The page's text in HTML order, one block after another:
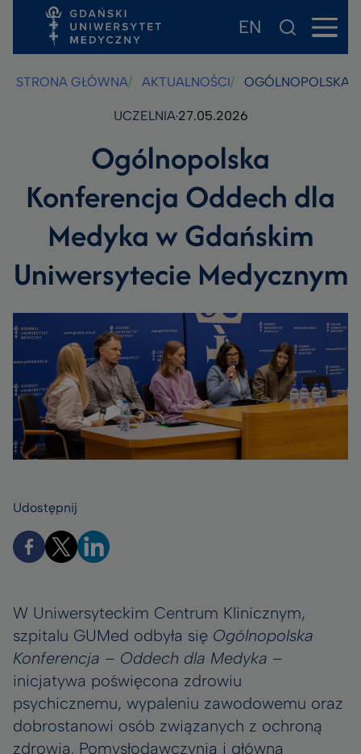
Przejdź
do
treści
Przejdź
do
wyszukiwarki
Przejdź
do
stopki
EN
STRONA GŁÓWNA AKTUALNOŚCI OGÓLNOPOLSKA
UCZELNIA27.05.2026
Ogólnopolska
Konferencja Oddech dla
Medyka w Gdańskim
Uniwersytecie Medycznym
Udostępnij
W Uniwersyteckim Centrum Klinicznym,
szpitalu GUMed odbyła się Ogólnopolska
Konferencja – Oddech dla Medyka –
inicjatywa poświęcona zdrowiu
psychicznemu, wypaleniu zawodowemu oraz
dobrostanowi osób związanych z ochroną
zdrowia. Pomysłodawczynią i główną